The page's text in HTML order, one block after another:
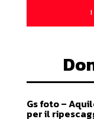
I
Gs foto –
per il